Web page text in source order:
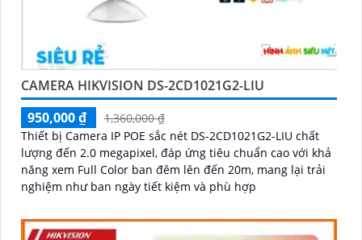
CAMERA HIKVISION DS-2CD1021G2-LIU
950,000 ₫
1,360,000 ₫
Thiết bị Camera IP POE sắc nét DS-2CD1021G2-LIU chất
lượng đến 2.0 megapixel, đáp ứng tiêu chuẩn cao với khả
năng xem Full Color ban đêm lên đến 20m, mang lại trải
nghiệm như ban ngày tiết kiệm và phù hợp